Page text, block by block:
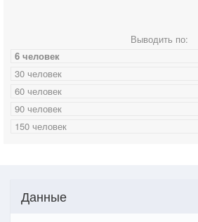
Выводить по:
6 человек
30 человек
60 человек
90 человек
150 человек
Данные